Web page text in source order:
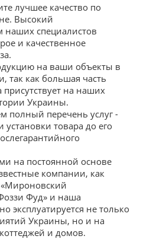
лучшее качество по
Высокий
наших специалистов
и качественное
на ваши объекты в
так как большая часть
присутствует на наших
Украины.
полный перечень услуг -
установки товара до его
на постоянной основе
компании, как
«Мироновский
Фуд» и наша
эксплуатируется не только
Украины, но и на
и домов.